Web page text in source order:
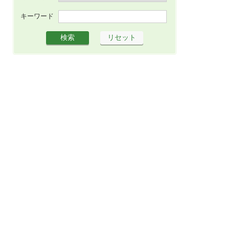
キーワード